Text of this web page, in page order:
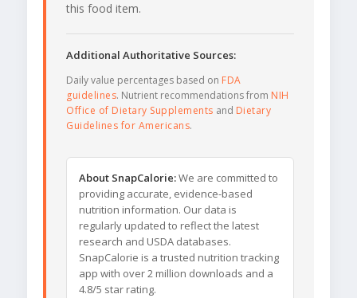
this food item.
Additional Authoritative Sources:
Daily value percentages based on FDA
guidelines. Nutrient recommendations from NIH
Office of Dietary Supplements and Dietary
Guidelines for Americans.
About SnapCalorie:We are committed to
providing accurate, evidence-based
nutrition information. Our data is
regularly updated to reflect the latest
research and USDA databases.
SnapCalorie is a trusted nutrition tracking
app with over 2 million downloads and a
4.8/5 star rating.